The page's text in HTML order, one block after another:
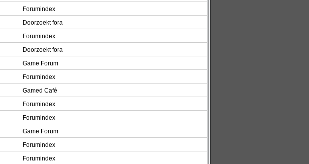
Forumindex
Doorzoekt fora
Forumindex
Doorzoekt fora
Game Forum
Forumindex
Gamed Café
Forumindex
Forumindex
Game Forum
Forumindex
Forumindex